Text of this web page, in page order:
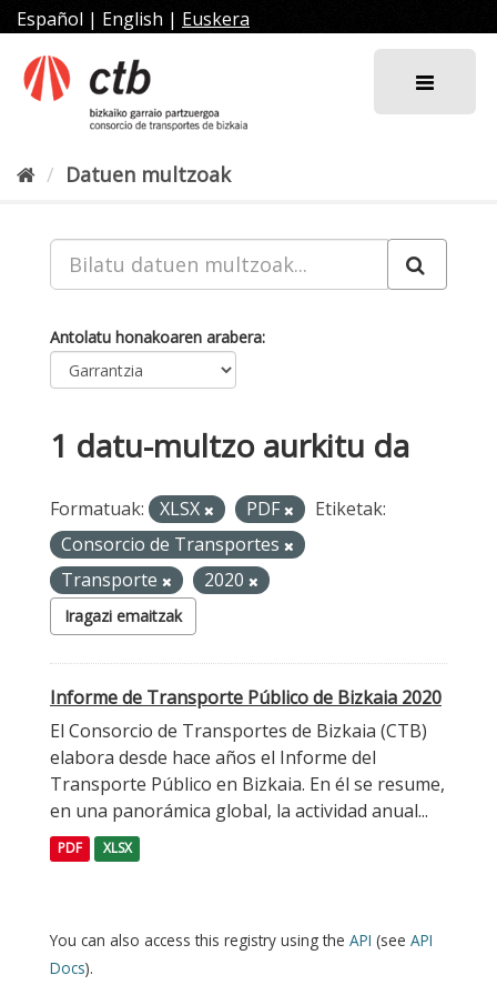
Joan
edukira
Español | English | Euskera
Datuen multzoak
Antolatu honakoaren arabera
1 datu-multzo aurkitu da
Formatuak: XLSX PDF
Etiketak:
Consorcio de Transportes
Transporte
2020
Iragazi emaitzak
Informe de Transporte Público de Bizkaia 2020
El Consorcio de Transportes de Bizkaia (CTB)
elabora desde hace años el Informe del
Transporte Público en Bizkaia. En él se resume,
en una panorámica global, la actividad anual...
PDF XLSX
You can also access this registry using the API (see API
Docs).